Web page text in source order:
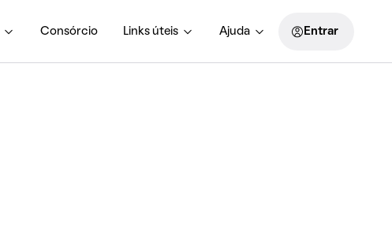
Consórcio Links úteis Ajuda Entrar